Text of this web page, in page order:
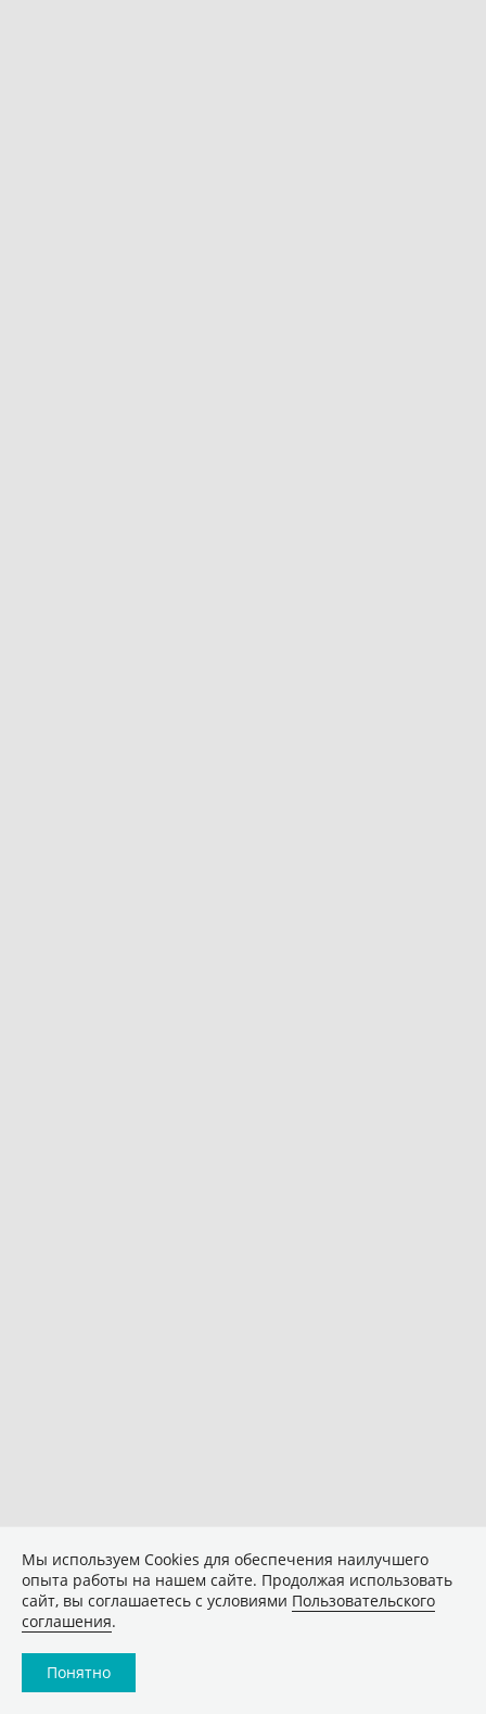
Мы используем Сookies для обеспечения наилучшего
опыта работы на нашем сайте. Продолжая использовать
сайт, вы соглашаетесь с условиями Пользовательского
соглашения.
Понятно